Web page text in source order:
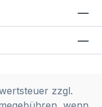
zzgl.